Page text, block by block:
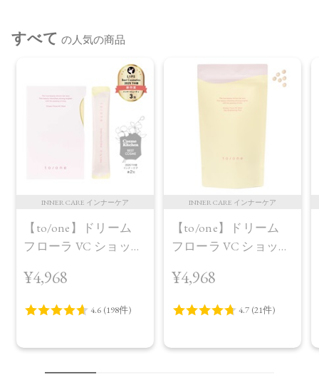
すべて の人気の商品
INNER CARE インナーケア
【to/one】ドリーム
フローラ VC ショット
¥4,968
INNER CARE インナーケア
【to/one】ドリーム
フローラ VC ショット
プラス＜限定品＞
¥4,968